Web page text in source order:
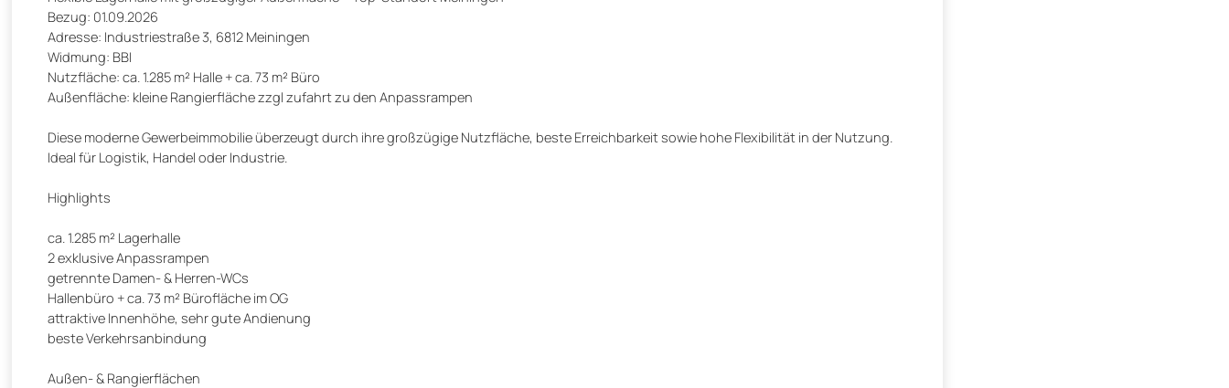
Bezug: 01.09.2026
Adresse: Industriestraße 3, 6812 Meiningen
Widmung: BBI
Nutzfläche: ca. 1.285 m² Halle + ca. 73 m² Büro
Außenfläche: kleine Rangierfläche zzgl zufahrt zu den Anpassrampen
Diese moderne Gewerbeimmobilie überzeugt durch ihre großzügige Nutzfläche, beste Erreichbarkeit sowie hohe Flexibilität in der Nutzung.
Ideal für Logistik, Handel oder Industrie.
Highlights
ca. 1.285 m² Lagerhalle
2 exklusive Anpassrampen
getrennte Damen- & Herren-WCs
Hallenbüro + ca. 73 m² Bürofläche im OG
attraktive Innenhöhe, sehr gute Andienung
beste Verkehrsanbindung
Außen- & Rangierflächen